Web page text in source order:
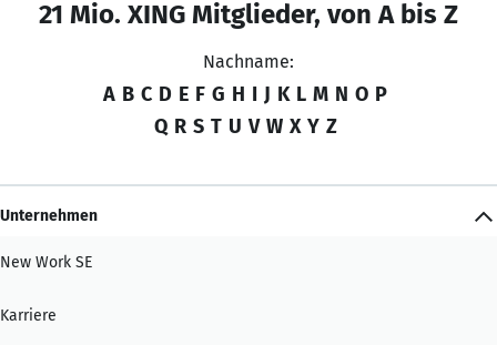
21 Mio. XING Mitglieder, von A bis Z
Nachname:
A B C D E F G H I J K L M N O P
Q R S T U V W X Y Z
Unternehmen
New Work SE
Karriere